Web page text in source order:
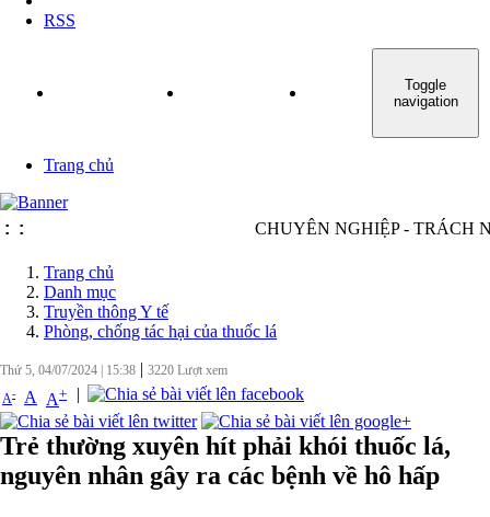
RSS
TIN TỨC - SỰ KIỆN
Toggle
navigation
Trang chủ
: : CHUYÊN NGHIỆP - TRÁCH
Trang chủ
Danh mục
Truyền thông Y tế
Phòng, chống tác hại của thuốc lá
Thứ 5, 04/07/2024 15:38 | 3220 Lượt xem
A- A A+ |
Trẻ thường xuyên hít phải khói thuốc lá,
nguyên nhân gây ra các bệnh về hô hấp